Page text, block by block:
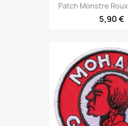
Patch Monstre
5,90 €